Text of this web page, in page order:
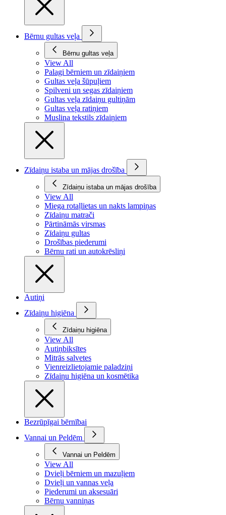
Bērnu gultas veļa
Bērnu gultas veļa
View All
Palagi bērniem un zīdaiņiem
Gultas veļa šūpuļiem
Spilveni un segas zīdaiņiem
Gultas veļa zīdaiņu gultiņām
Gultas veļa ratiņiem
Muslina tekstils zīdaiņiem
Zīdaiņu istaba un mājas drošība
Zīdaiņu istaba un mājas drošība
View All
Miega rotaļlietas un nakts lampiņas
Zīdaiņu matrači
Pārtināmās virsmas
Zīdaiņu gultas
Drošības piederumi
Bērnu rati un autokrēsliņi
Autiņi
Zīdaiņu higiēna
Zīdaiņu higiēna
View All
Autiņbiksītes
Mitrās salvetes
Vienreizlietojamie paladziņi
Zīdaiņu higiēna un kosmētika
Bezrūpīgai bērnībai
Vannai un Peldēm
Vannai un Peldēm
View All
Dvieļi bērniem un mazuļiem
Dvieļi un vannas veļa
Piederumi un aksesuāri
Bērnu vanniņas